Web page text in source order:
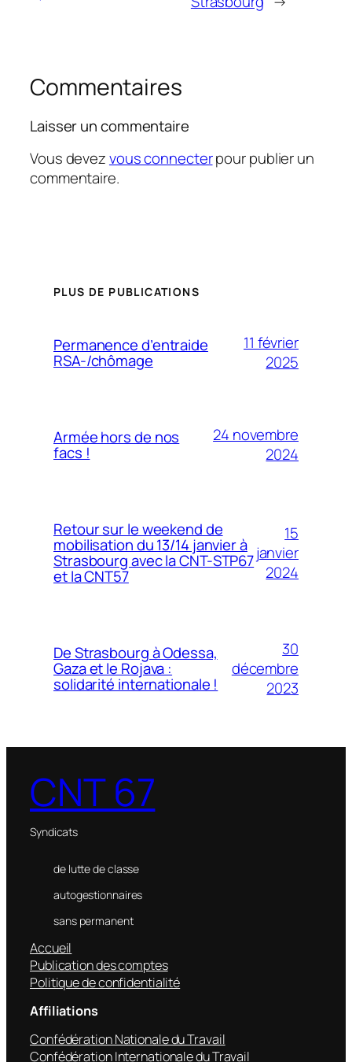
Commentaires
Laisser un commentaire
Vous devezvous connecterpour publier un
commentaire.
PLUS DE PUBLICATIONS
Permanence d’entraide
RSA-/chômage
11 février
2025
Armée hors de nos
facs !
24 novembre
2024
Retour sur le weekend de
mobilisation du 13/14 janvier à
Strasbourg avec la CNT-STP67
et la CNT57
15
janvier
2024
De Strasbourg à Odessa,
Gaza et le Rojava :
solidarité internationale !
30
décembre
2023
CNT 67
Syndicats
de lutte de classe
autogestionnaires
sans permanent
Accueil
Publication des comptes
Politique de confidentialité
Affiliations
Confédération Nationale du Travail
Confédération Internationale du Travail